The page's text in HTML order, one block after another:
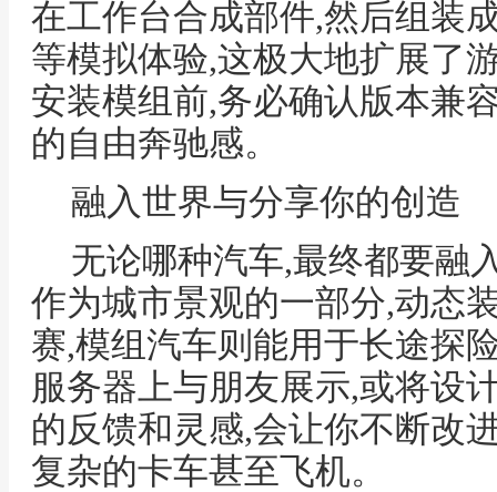
在工作台合成部件,然后组装
等模拟体验,这极大地扩展了
安装模组前,务必确认版本兼
的自由奔驰感。
融入世界与分享你的创造
无论哪种汽车,最终都要融
作为城市景观的一部分,动态
赛,模组汽车则能用于长途探
服务器上与朋友展示,或将设
的反馈和灵感,会让你不断改
复杂的卡车甚至飞机。